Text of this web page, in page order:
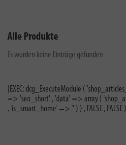
Alle Produkte
Es wurden keine Einträge gefunden
{EXEC: dcg_ExecuteModule (
=> 'seo_short' , 'data' => array (
, 'is_smart_home' => '' ) ) , FALSE , FALSE